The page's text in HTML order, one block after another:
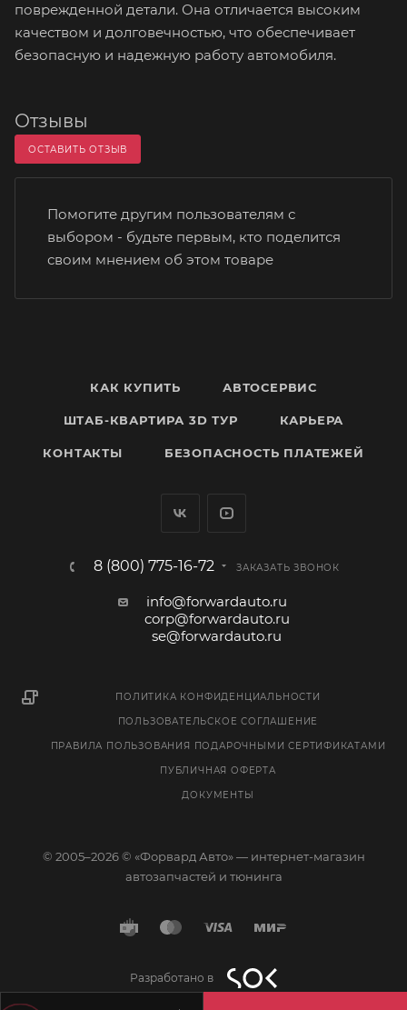
поврежденной детали. Она отличается высоким
качеством и долговечностью, что обеспечивает
безопасную и надежную работу автомобиля.
Отзывы
ОСТАВИТЬ ОТЗЫВ
Помогите другим пользователям с
выбором - будьте первым, кто поделится
своим мнением об этом товаре
КАК КУПИТЬ АВТОСЕРВИС
ШТАБ-КВАРТИРА 3D ТУР КАРЬЕРА
КОНТАКТЫ БЕЗОПАСНОСТЬ ПЛАТЕЖЕЙ
8 (800) 775-16-72 ЗАКАЗАТЬ ЗВОНОК
info@forwardauto.ru
corp@forwardauto.ru
se@forwardauto.ru
ПОЛИТИКА КОНФИДЕНЦИАЛЬНОСТИ
ПОЛЬЗОВАТЕЛЬСКОЕ СОГЛАШЕНИЕ
ПРАВИЛА ПОЛЬЗОВАНИЯ ПОДАРОЧНЫМИ СЕРТИФИКАТАМИ
ПУБЛИЧНАЯ ОФЕРТА
ДОКУМЕНТЫ
© 2005–2026 © «Форвард Авто» — интернет-магазин
автозапчастей и тюнинга
Разработано в